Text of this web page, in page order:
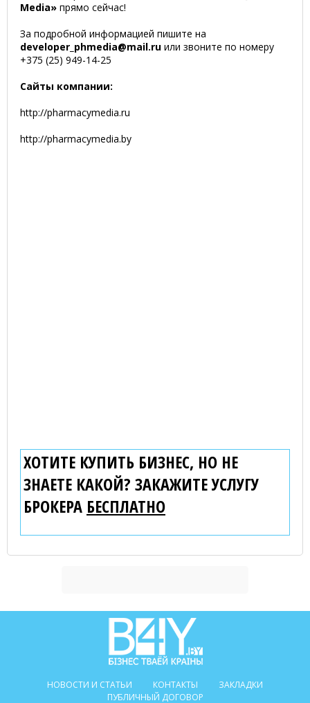
Media» прямо сейчас!
За подробной информацией пишите на
developer_phmedia@mail.ru или звоните по номеру
+375 (25) 949-14-25
Сайты компании:
http://pharmacymedia.ru
http://pharmacymedia.by
ХОТИТЕ КУПИТЬ БИЗНЕС, НО НЕ
ЗНАЕТЕ КАКОЙ? ЗАКАЖИТЕ УСЛУГУ
БРОКЕРА БЕСПЛАТНО
НОВОСТИ И СТАТЬИ КОНТАКТЫ
ЗАКЛАДКИ
ПУБЛИЧНЫЙ ДОГОВОР